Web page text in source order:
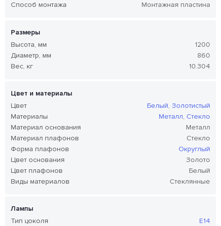
Способ монтажа
Монтажная пластина
Размеры
Высота, мм
1200
Диаметр, мм
860
Вес, кг
10.304
Цвет и материалы
Цвет
Белый, Золотистый
Материалы
Металл, Стекло
Материал основания
Металл
Материал плафонов
Стекло
Форма плафонов
Округлый
Цвет основания
Золото
Цвет плафонов
Белый
Виды материалов
Стеклянные
Лампы
Тип цоколя
E14